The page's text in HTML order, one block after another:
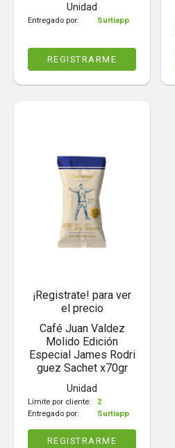
Unidad
Entregado por: Surtiapp
REGISTRARME
¡Registrate! para ver
el precio
Café Juan Valdez
Molido Edición
Especial James Rodri
guez Sachet x70gr
Unidad
Límite por cliente:
2
Entregado por:
Surtiapp
REGISTRARME